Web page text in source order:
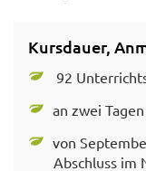
Kursdauer,
92
an zwei
von
Abschluss im